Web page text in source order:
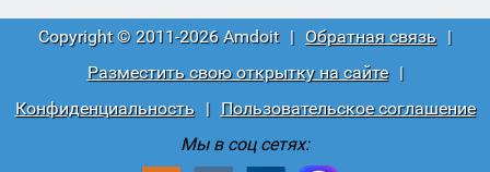
Copyright © 2011-2026 Amdoit | Обратная связь |
Разместить свою открытку на сайте
|
Конфиденциальность
|
Пользовательское соглашение
Мы в соц сетях: